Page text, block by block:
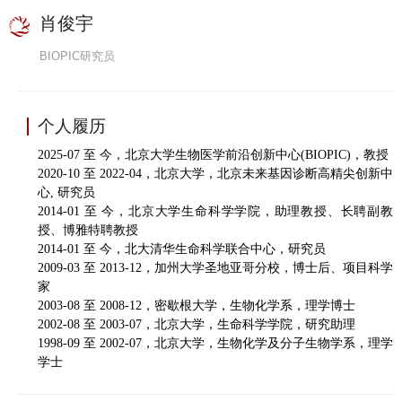
肖俊宇
BIOPIC研究员
个人履历
2025-07 至 今，北京大学生物医学前沿创新中心(BIOPIC)，教授
2020-10 至 2022-04，北京大学，北京未来基因诊断高精尖创新中
心, 研究员
2014-01 至 今，北京大学生命科学学院，助理教授、长聘副教
授、博雅特聘教授
2014-01 至 今，北大清华生命科学联合中心，研究员
2009-03 至 2013-12，加州大学圣地亚哥分校，博士后、项目科学
家
2003-08 至 2008-12，密歇根大学，生物化学系，理学博士
2002-08 至 2003-07，北京大学，生命科学学院，研究助理
1998-09 至 2002-07，北京大学，生物化学及分子生物学系，理学
学士